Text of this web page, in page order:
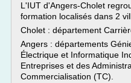
L'IUT d'Angers-Cholet
formation localisés dans 2
Cholet : département
Angers : départements
Électrique et Informatique
Entreprises et des
Commercialisation (TC).